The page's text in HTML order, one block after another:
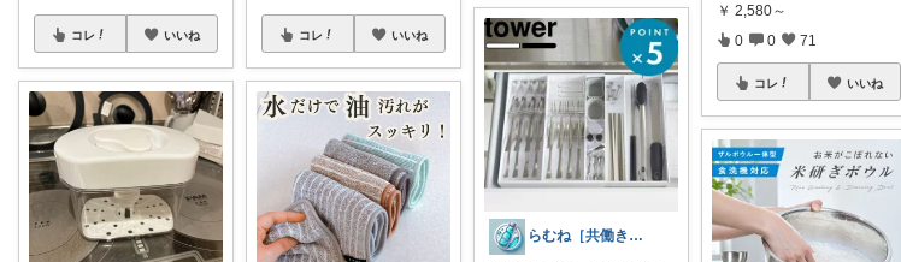
コレ いいね コレ いいね
らむね［共働き時短家電ナビ］
￥ 2,580～
0 0 71
コレ いいね